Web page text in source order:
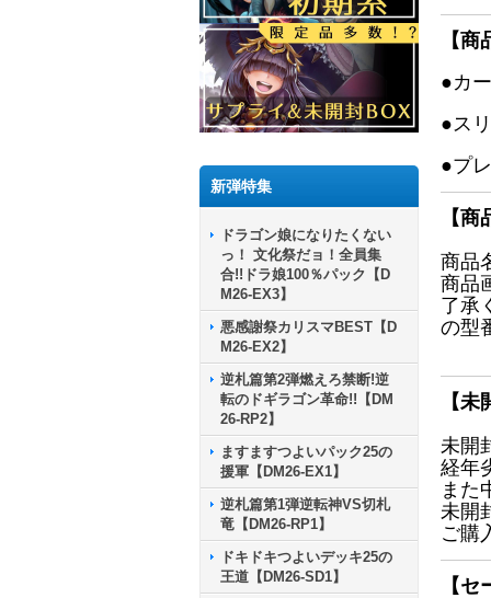
新弾特集
ドラゴン娘になりたくない
っ！ 文化祭だョ！全員集
合!!ドラ娘100％パック【D
M26-EX3】
悪感謝祭カリスマBEST【D
M26-EX2】
逆札篇第2弾燃えろ禁断!逆
転のドギラゴン革命!!【DM
26-RP2】
ますますつよいパック25の
援軍【DM26-EX1】
逆札篇第1弾逆転神VS切札
竜【DM26-RP1】
ドキドキつよいデッキ25の
王道【DM26-SD1】
【
●カ
●ス
●プ
【
商品
商品
了承
の型
【
未開
経年
また
未開
ご購
【